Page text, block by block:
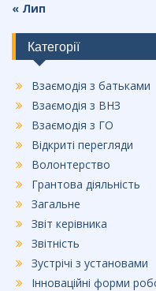
« Лип
Категорії
Взаємодія з батьками
Взаємодія з ВНЗ
Взаємодія з ГО
Відкриті перегляди
Волонтерство
Грантова діяльність
Загальне
Звіт керівника
Звітність
Зустрічі з установами
Інноваційні форми